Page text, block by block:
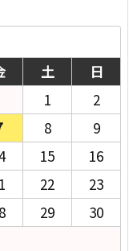
土
日
1
2
8
9
15
16
22
23
29
30